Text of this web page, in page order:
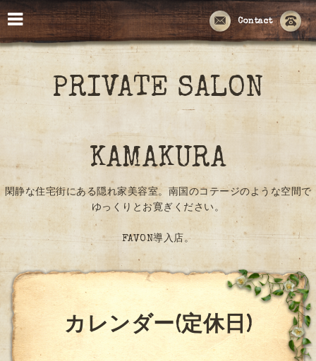
Contact
PRIVATE SALON
KAMAKURA
閑静な住宅街にある隠れ家美容室。南国のコテージのような空間で
ゆっくりとお寛ぎください。
FAVON導入店。
カレンダー(定休日)